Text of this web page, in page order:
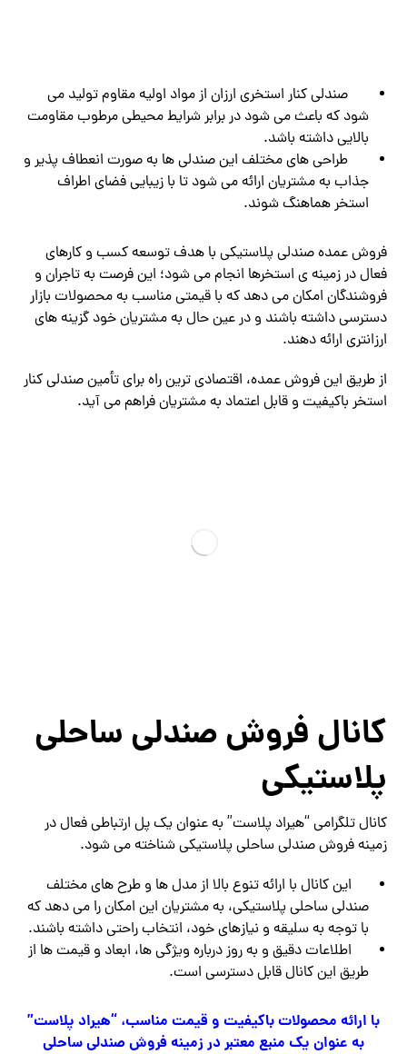
صندلی‌ کنار استخری ارزان از مواد اولیه مقاوم تولید می
شود که باعث می شود در برابر شرایط محیطی مرطوب مقاومت
بالایی داشته باشد.
طراحی های مختلف این صندلی ها به صورت انعطاف پذیر و
جذاب به مشتریان ارائه می شود تا با زیبایی فضای اطراف
استخر هماهنگ شوند.
فروش عمده صندلی پلاستیکی با هدف توسعه کسب و کارهای
فعال در زمینه ی استخرها انجام می شود؛ این فرصت به تاجران و
فروشندگان امکان می دهد که با قیمتی مناسب به محصولات بازار
دسترسی داشته باشند و در عین حال به مشتریان خود گزینه های
ارزانتری ارائه دهند.
از طریق این فروش عمده، اقتصادی ترین راه برای تأمین صندلی کنار
استخر باکیفیت و قابل اعتماد به مشتریان فراهم می آید.
کانال فروش صندلی ساحلی
پلاستیکی
کانال تلگرامی “هیراد پلاست” به عنوان یک پل ارتباطی فعال در
زمینه فروش صندلی ساحلی پلاستیکی شناخته می شود.
این کانال با ارائه تنوع بالا از مدل ها و طرح های مختلف
صندلی ساحلی پلاستیکی، به مشتریان این امکان را می دهد که
با توجه به سلیقه و نیازهای خود، انتخاب راحتی داشته باشند.
اطلاعات دقیق و به روز درباره ویژگی ها، ابعاد و قیمت ها از
طریق این کانال قابل دسترسی است.
با ارائه محصولات باکیفیت و قیمت مناسب، “هیراد پلاست”
به عنوان یک منبع معتبر در زمینه فروش صندلی ساحلی